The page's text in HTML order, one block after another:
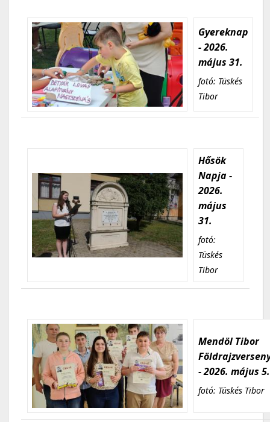
Gyereknap
- 2026.
május 31.
fotó: Tüskés
Tibor
Hősök
Napja -
2026.
május
31.
fotó:
Tüskés
Tibor
Mendöl Tibor
- 2026. május 5.
fotó: Tüskés Tibor